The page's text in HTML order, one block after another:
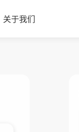
关于我们